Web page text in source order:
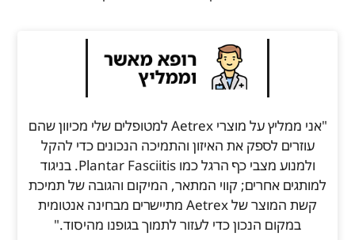
"אני ממליץ על מוצרי Aetrex למטופלים שלי מכיוון שהם
עוזרים לספק את האיזון והתמיכה הנכונים כדי להקל
ולמנוע מצבי כף הרגל כמו Plantar Fasciitis. בניגוד
למותגים אחרים; קווי המתאר, המיקום והגובה של תמיכת
קשת המוצר של Aetrex מתיישרים מבחינה אנטומית
במקום הנכון כדי לעזור לתמוך בגופנו מהיסוד."